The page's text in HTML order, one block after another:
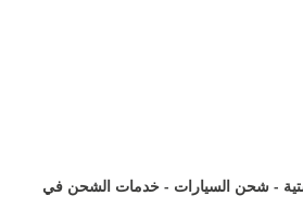
- شحن السيارات - خدمات الشحن في